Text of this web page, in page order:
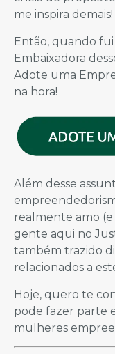
me inspira demais!
Então, quando
Embaixadora
Adote uma
na hora!
Além desse
realmente amo
gente aqui no
também trazido
relacionados a
Hoje, quero te
pode fazer parte
mulheres